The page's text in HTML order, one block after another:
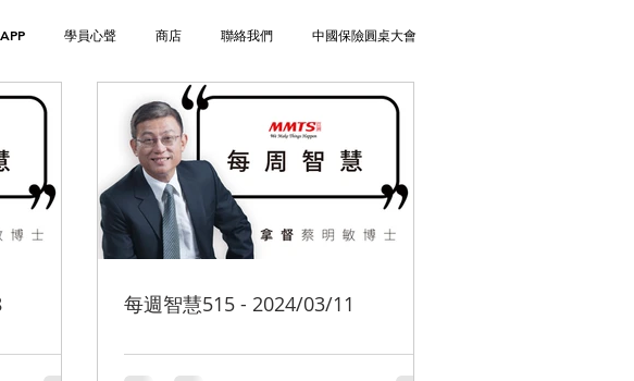
APP 學員心聲 商店 聯絡我們 中國保險圓桌大會
每週智慧515 - 2024/03/11